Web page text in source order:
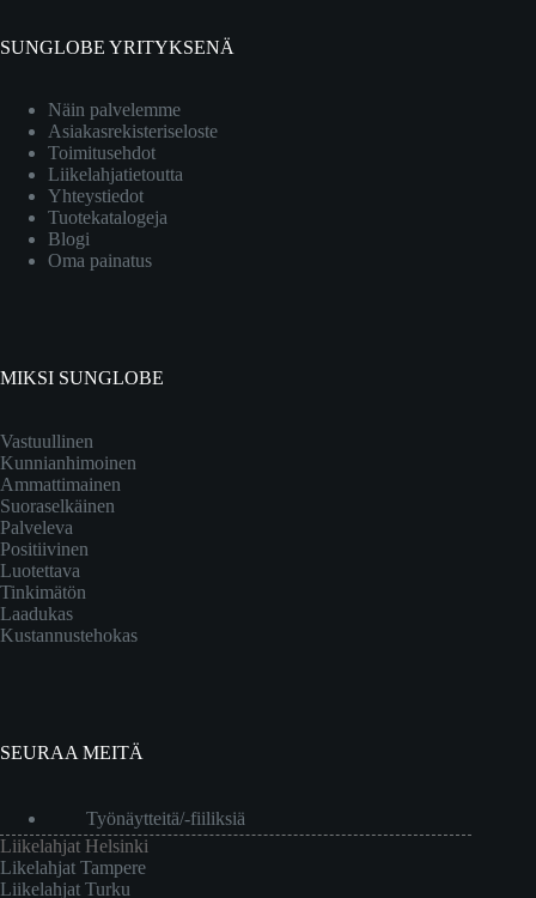
SUNGLOBE YRITYKSENÄ
Näin palvelemme
Asiakasrekisteriseloste
Toimitusehdot
Liikelahjatietoutta
Yhteystiedot
Tuotekatalogeja
Blogi
Oma painatus
MIKSI SUNGLOBE
Vastuullinen
Kunnianhimoinen
Ammattimainen
Suoraselkäinen
Palveleva
Positiivinen
Luotettava
Tinkimätön
Laadukas
Kustannustehokas
SEURAA MEITÄ
Työnäytteitä/-fiiliksiä
Liikelahjat Helsinki
Likelahjat Tampere
Liikelahjat Turku